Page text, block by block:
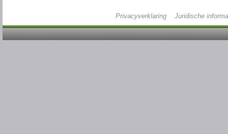
Privacyverklaring Juridische